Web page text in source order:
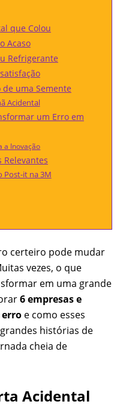
que Colou
Acaso
Refrigerante
de uma Semente
Acidental
um Erro em
a Inovação
Post-it na 3M
certeiro pode mudar
vezes, o que
em uma grande
6 empresas e
e como esses
histórias de
cheia de
Acidental